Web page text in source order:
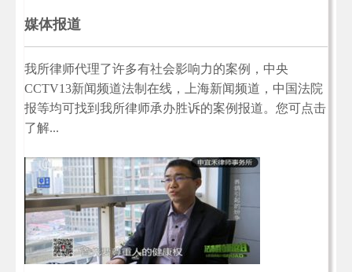
媒体报道
我所律师代理了许多有社会影响力的案例，中央
CCTV13新闻频道法制在线，上海新闻频道，中国法院
报等均可找到我所律师承办胜诉的案例报道。您可点击
了解...